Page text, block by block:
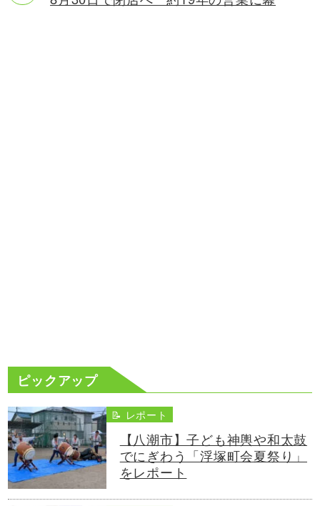
ピックアップ
📝 レポート
【八潮市】子ども神輿や和太鼓
でにぎわう「浮塚町会夏祭り」
をレポート